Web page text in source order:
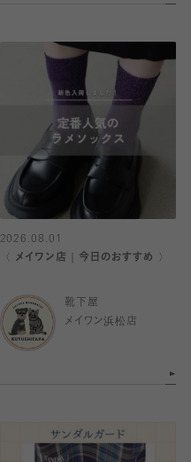
2026.08.01
〈 メイワン店｜今日のおすすめ 〉
靴下屋
メイワン浜松店